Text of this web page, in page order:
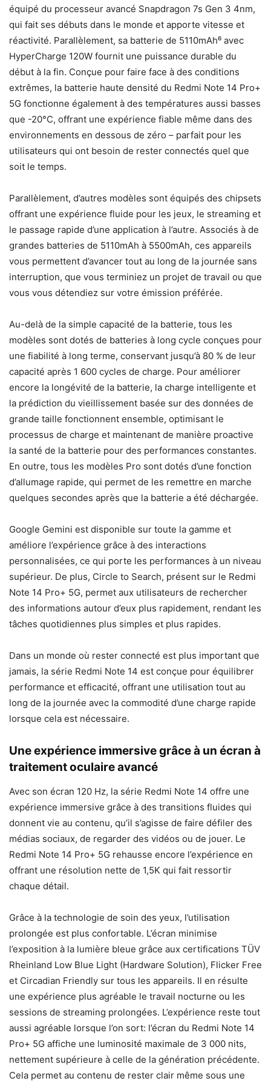
équipé du processeur avancé Snapdragon 7s Gen 3 4nm,
qui fait ses débuts dans le monde et apporte vitesse et
réactivité. Parallèlement, sa batterie de 5110mAh⁶ avec
HyperCharge 120W fournit une puissance durable du
début à la fin. Conçue pour faire face à des conditions
extrêmes, la batterie haute densité du Redmi Note 14 Pro+
5G fonctionne également à des températures aussi basses
que -20°C, offrant une expérience fiable même dans des
environnements en dessous de zéro – parfait pour les
utilisateurs qui ont besoin de rester connectés quel que
soit le temps.
Parallèlement, d’autres modèles sont équipés des chipsets
offrant une expérience fluide pour les jeux, le streaming et
le passage rapide d’une application à l’autre. Associés à de
grandes batteries de 5110mAh à 5500mAh, ces appareils
vous permettent d’avancer tout au long de la journée sans
interruption, que vous terminiez un projet de travail ou que
vous vous détendiez sur votre émission préférée.
Au-delà de la simple capacité de la batterie, tous les
modèles sont dotés de batteries à long cycle conçues pour
une fiabilité à long terme, conservant jusqu’à 80 % de leur
capacité après 1 600 cycles de charge. Pour améliorer
encore la longévité de la batterie, la charge intelligente et
la prédiction du vieillissement basée sur des données de
grande taille fonctionnent ensemble, optimisant le
processus de charge et maintenant de manière proactive
la santé de la batterie pour des performances constantes.
En outre, tous les modèles Pro sont dotés d’une fonction
d’allumage rapide, qui permet de les remettre en marche
quelques secondes après que la batterie a été déchargée.
Google Gemini est disponible sur toute la gamme et
améliore l’expérience grâce à des interactions
personnalisées, ce qui porte les performances à un niveau
supérieur. De plus, Circle to Search, présent sur le Redmi
Note 14 Pro+ 5G, permet aux utilisateurs de rechercher
des informations autour d’eux plus rapidement, rendant les
tâches quotidiennes plus simples et plus rapides.
Dans un monde où rester connecté est plus important que
jamais, la série Redmi Note 14 est conçue pour équilibrer
performance et efficacité, offrant une utilisation tout au
long de la journée avec la commodité d’une charge rapide
lorsque cela est nécessaire.
Une expérience immersive grâce à un écran à
traitement oculaire avancé
Avec son écran 120 Hz, la série Redmi Note 14 offre une
expérience immersive grâce à des transitions fluides qui
donnent vie au contenu, qu’il s’agisse de faire défiler des
médias sociaux, de regarder des vidéos ou de jouer. Le
Redmi Note 14 Pro+ 5G rehausse encore l’expérience en
offrant une résolution nette de 1,5K qui fait ressortir
chaque détail.
Grâce à la technologie de soin des yeux, l’utilisation
prolongée est plus confortable. L’écran minimise
l’exposition à la lumière bleue grâce aux certifications TÜV
Rheinland Low Blue Light (Hardware Solution), Flicker Free
et Circadian Friendly sur tous les appareils. Il en résulte
une expérience plus agréable le travail nocturne ou les
sessions de streaming prolongées. L’expérience reste tout
aussi agréable lorsque l’on sort: l’écran du Redmi Note 14
Pro+ 5G affiche une luminosité maximale de 3 000 nits,
nettement supérieure à celle de la génération précédente.
Cela permet au contenu de rester clair même sous une